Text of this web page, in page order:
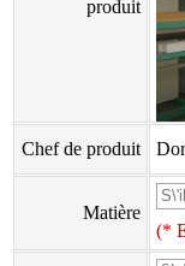
produit
Chef de produit
Matière
(*